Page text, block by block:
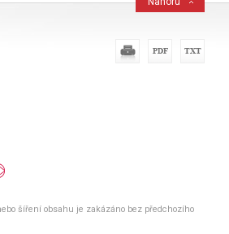
šíření obsahu je zakázáno bez předchozího